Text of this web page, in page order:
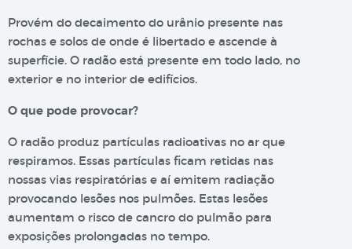
Provém do decaimento do urânio presente nas
rochas e solos de onde é libertado e ascende à
superfície. O radão está presente em todo lado, no
exterior e no interior de edifícios.
O que pode provocar?
O radão produz partículas radioativas no ar que
respiramos. Essas partículas ficam retidas nas
nossas vias respiratórias e aí emitem radiação
provocando lesões nos pulmões. Estas lesões
aumentam o risco de cancro do pulmão para
exposições prolongadas no tempo.